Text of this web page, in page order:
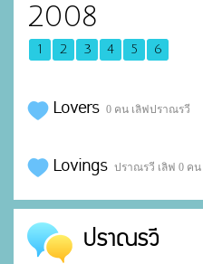
2008
1 2 3 4 5 6
Lovers 0 คน เลิฟปราณรวี
Lovings ปราณรวี เลิฟ 0 คน
ปราณรวี